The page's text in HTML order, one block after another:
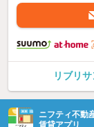
リブリ
ニフティ不動
賃貸アプリ